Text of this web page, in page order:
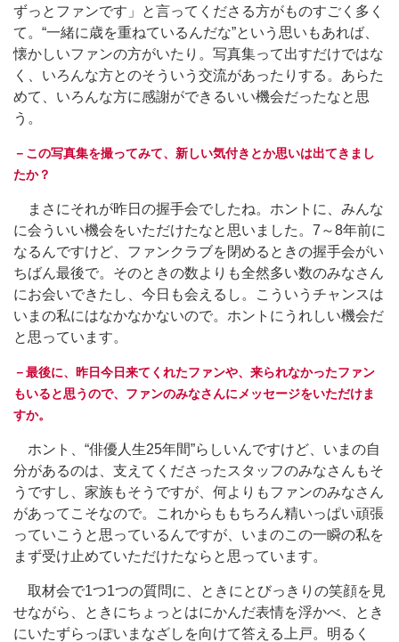
ずっとファンです」と言ってくださる方がものすごく多く
て。“一緒に歳を重ねているんだな”という思いもあれば、
懐かしいファンの方がいたり。写真集って出すだけではな
く、いろんな方とのそういう交流があったりする。あらた
めて、いろんな方に感謝ができるいい機会だったなと思
う。
－この写真集を撮ってみて、新しい気付きとか思いは出てきまし
たか？
まさにそれが昨日の握手会でしたね。ホントに、みんな
に会ういい機会をいただけたなと思いました。7～8年前に
なるんですけど、ファンクラブを閉めるときの握手会がい
ちばん最後で。そのときの数よりも全然多い数のみなさん
にお会いできたし、今日も会えるし。こういうチャンスは
いまの私にはなかなかないので。ホントにうれしい機会だ
と思っています。
－最後に、昨日今日来てくれたファンや、来られなかったファン
もいると思うので、ファンのみなさんにメッセージをいただけま
すか。
ホント、“俳優人生25年間”らしいんですけど、いまの自
分があるのは、支えてくださったスタッフのみなさんもそ
うですし、家族もそうですが、何よりもファンのみなさん
があってこそなので。これからももちろん精いっぱい頑張
っていこうと思っているんですが、いまのこの一瞬の私を
まず受け止めていただけたならと思っています。
取材会で1つ1つの質問に、ときにとびっきりの笑顔を見
せながら、ときにちょっとはにかんだ表情を浮かべ、とき
にいたずらっぽいまなざしを向けて答える上戸。明るく